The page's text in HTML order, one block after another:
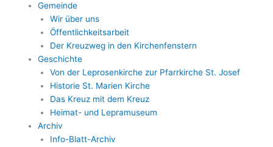
Gemeinde
Wir über uns
Öffentlichkeitsarbeit
Der Kreuzweg in den Kirchenfenstern
Geschichte
Von der Leprosenkirche zur Pfarrkirche St. Josef
Historie St. Marien Kirche
Das Kreuz mit dem Kreuz
Heimat- und Lepramuseum
Archiv
Info-Blatt-Archiv